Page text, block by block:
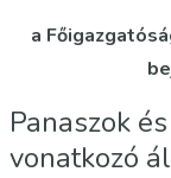
a
Panaszok
vonatkozó